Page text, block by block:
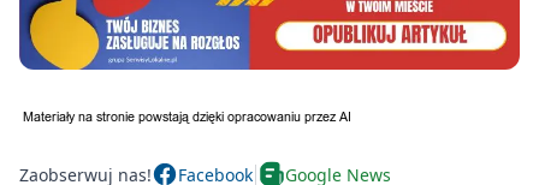
Zaobserwuj nas! Facebook Google News